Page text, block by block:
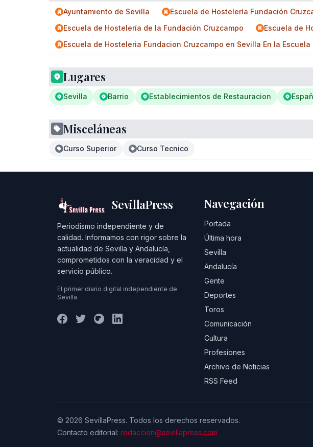
Ayuntamiento de Sevilla Escuela de Hostelería Fundación
Escuela de Hostelería de la Fundación Cruzcampo
Escuela de
Escuela de Hosteleria Fundacion Cruzcampo en Sevilla En la
Lugares
Sevilla Barrio Establecimientos de Restauracion
Misceláneas
Curso Superior Curso Tecnico
SevillaPress
Periodismo independiente y de
calidad. Informamos con rigor sobre la
actualidad de Sevilla y Andalucía,
comprometidos con la veracidad y el
servicio público.
El primer diario digital independiente de
Sevilla
Navegación
Portada
Última hora
Sevilla
Andalucía
Gente
Deportes
Toros
Comunicación
Cultura
Profesiones
Archivo de Noticias
RSS Feed
© 2026 SevillaPress. Todos los derechos reservados.
Contacto editorial: redaccion@sevillapress.com